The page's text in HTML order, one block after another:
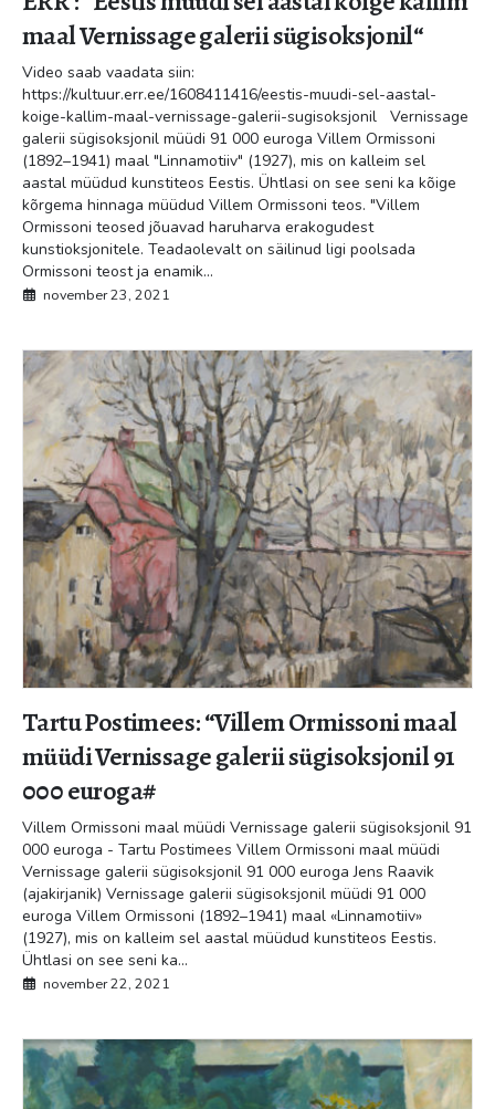
maal Vernissage galerii sügisoksjonil“
Video saab vaadata siin:
https://kultuur.err.ee/1608411416/eestis-muudi-sel-aastal-
koige-kallim-maal-vernissage-galerii-sugisoksjonil Vernissage
galerii sügisoksjonil müüdi 91 000 euroga Villem Ormissoni
(1892–1941) maal "Linnamotiiv" (1927), mis on kalleim sel
aastal müüdud kunstiteos Eestis. Ühtlasi on see seni ka kõige
kõrgema hinnaga müüdud Villem Ormissoni teos. "Villem
Ormissoni teosed jõuavad haruharva erakogudest
kunstioksjonitele. Teadaolevalt on säilinud ligi poolsada
Ormissoni teost ja enamik...
november 23, 2021
Tartu Postimees: “Villem Ormissoni maal
müüdi Vernissage galerii sügisoksjonil 91
000 euroga#
Villem Ormissoni maal müüdi Vernissage galerii sügisoksjonil 91
000 euroga - Tartu Postimees Villem Ormissoni maal müüdi
Vernissage galerii sügisoksjonil 91 000 euroga Jens Raavik
(ajakirjanik) Vernissage galerii sügisoksjonil müüdi 91 000
euroga Villem Ormissoni (1892–1941) maal «Linnamotiiv»
(1927), mis on kalleim sel aastal müüdud kunstiteos Eestis.
Ühtlasi on see seni ka...
november 22, 2021